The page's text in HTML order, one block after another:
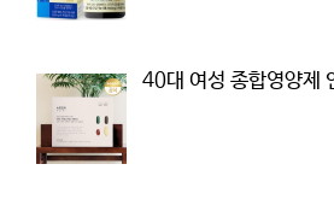
40대 여성 종합영양제